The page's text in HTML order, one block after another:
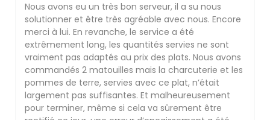
Nous avons eu un très bon serveur, il a su nous
solutionner et être très agréable avec nous. Encore
merci à lui. En revanche, le service a été
extrêmement long, les quantités servies ne sont
vraiment pas adaptés au prix des plats. Nous avons
commandés 2 matouilles mais la charcuterie et les
pommes de terre, servies avec ce plat, n’était
largement pas suffisantes. Et malheureusement
pour terminer, même si cela va sûrement être